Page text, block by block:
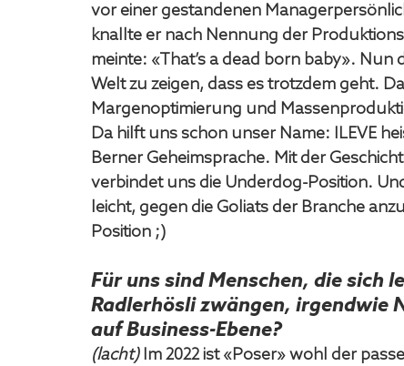
vor einer gestandenen
knallte er nach Nennung der
meinte: «That’s a dead born baby».
Welt zu zeigen, dass es trotzdem geht.
Margenoptimierung und
Da hilft uns schon unser Name: ILEVE
Berner Geheimsprache. Mit der
verbindet uns die Underdog-Position.
leicht, gegen die Goliats der Branche
Position ;)
Für uns sind Menschen, die sich
Radlerhösli zwängen, irgendwie
auf Business-Ebene?
(lacht) Im 2022 ist «Poser» wohl der